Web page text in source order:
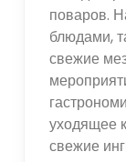
поваров.
блюдами,
свежие
уходящее
свежие